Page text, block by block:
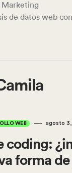
Marketing
de datos web
WEB agosto
coding:
forma